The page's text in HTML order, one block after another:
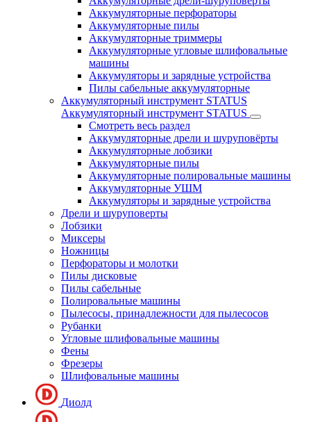
Аккумуляторные перфораторы
Аккумуляторные пилы
Аккумуляторные триммеры
Аккумуляторные угловые шлифовальные
машины
Аккумуляторы и зарядные устройства
Пилы сабельные аккумуляторные
Аккумуляторный инструмент STATUS
Аккумуляторный инструмент STATUS
Смотреть весь раздел
Аккумуляторные дрели и шуруповёрты
Аккумуляторные лобзики
Аккумуляторные пилы
Аккумуляторные полировальные машины
Аккумуляторные УШМ
Аккумуляторы и зарядные устройства
Дрели и шуруповерты
Лобзики
Миксеры
Ножницы
Перфораторы и молотки
Пилы дисковые
Пилы сабельные
Полировальные машины
Пылесосы, принадлежности для пылесосов
Рубанки
Угловые шлифовальные машины
Фены
Фрезеры
Шлифовальные машины
Диолд